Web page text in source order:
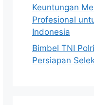
Keuntungan
Profesional
Indonesia
Bimbel TNI
Persiapan